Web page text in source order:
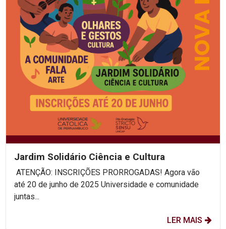
Jardim Solidário Ciência e Cultura
ATENÇÃO: INSCRIÇÕES PRORROGADAS! Agora vão
até 20 de junho de 2025 Universidade e comunidade
juntas...
LER MAIS